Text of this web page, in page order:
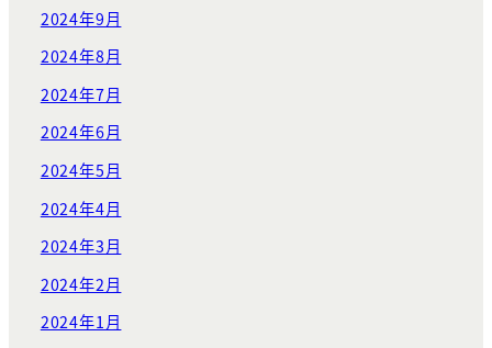
2024年9月
2024年8月
2024年7月
2024年6月
2024年5月
2024年4月
2024年3月
2024年2月
2024年1月